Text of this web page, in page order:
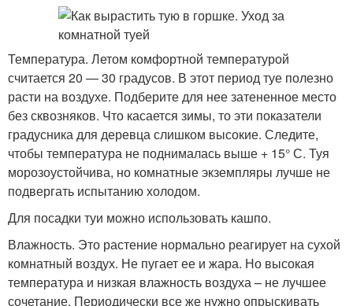
Температура. Летом комфортной температурой
считается 20 — 30 градусов. В этот период туе полезно
расти на воздухе. Подберите для нее затененное место
без сквозняков. Что касается зимы, то эти показатели
градусника для деревца слишком высокие. Следите,
чтобы температура не поднималась выше + 15° С. Туя
морозоустойчива, но комнатные экземпляры лучше не
подвергать испытанию холодом.
Для посадки туи можно использовать кашпо.
Влажность. Это растение нормально реагирует на сухой
комнатный воздух. Не пугает ее и жара. Но высокая
температура и низкая влажность воздуха – не лучшее
сочетание. Периодически все же нужно опрыскивать